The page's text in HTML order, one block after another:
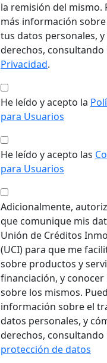
la remisión del mismo.
más información
tus datos personales,
derechos, consultando
Privacidad.
He leído y acepto la
para Usuarios
He leído y acepto las
para Usuarios
Adicionalmente,
que comunique mis
Unión de Créditos
(UCI) para que me
sobre productos y
financiación, y
sobre los mismos.
información sobre el
datos personales, y
derechos, consultando
protección de datos